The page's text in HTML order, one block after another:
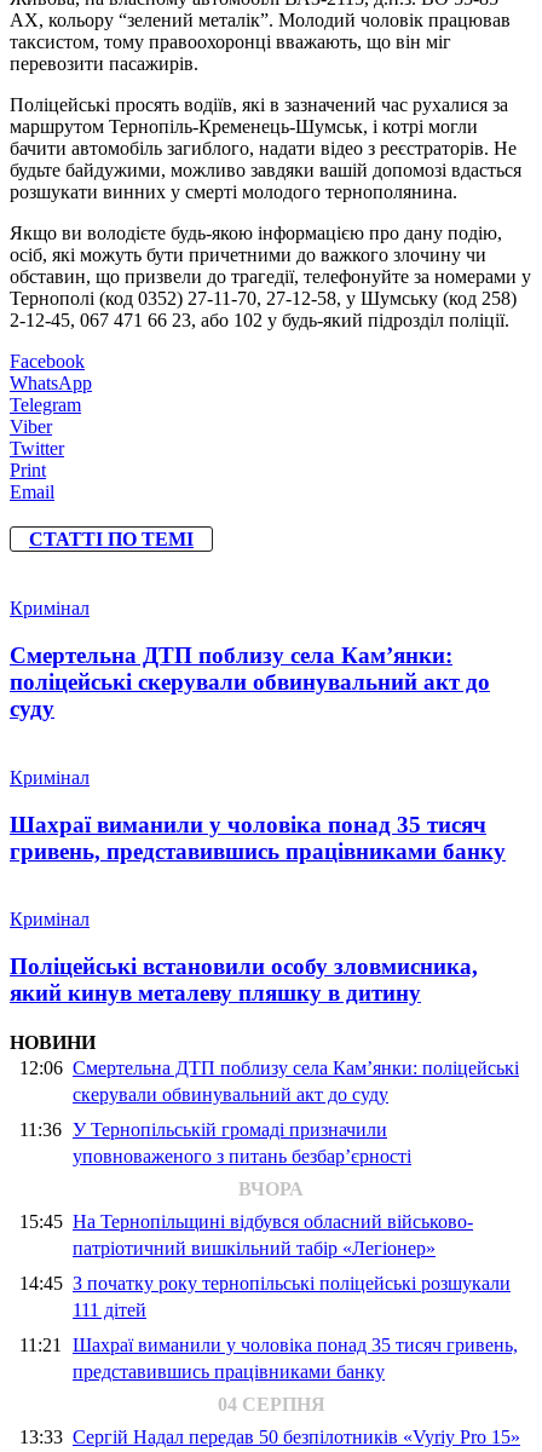
АХ, кольору “зелений металік”. Молодий чоловік працював
таксистом, тому правоохоронці вважають, що він міг
перевозити пасажирів.
Поліцейські просять водіїв, які в зазначений час рухалися за
маршрутом Тернопіль-Кременець-Шумськ, і котрі могли
бачити автомобіль загиблого, надати відео з реєстраторів. Не
будьте байдужими, можливо завдяки вашій допомозі вдасться
розшукати винних у смерті молодого тернополянина.
Якщо ви володієте будь-якою інформацією про дану подію,
осіб, які можуть бути причетними до важкого злочину чи
обставин, що призвели до трагедії, телефонуйте за номерами у
Тернополі (код 0352) 27-11-70, 27-12-58, у Шумську (код 258)
2-12-45, 067 471 66 23, або 102 у будь-який підрозділ поліції.
Facebook
WhatsApp
Telegram
Viber
Twitter
Print
Email
СТАТТІ ПО ТЕМІ
Кримінал
Смертельна ДТП поблизу села Кам’янки:
поліцейські скерували обвинувальний акт до
суду
Кримінал
Шахраї виманили у чоловіка понад 35 тисяч
гривень, представившись працівниками банку
Кримінал
Поліцейські встановили особу зловмисника,
який кинув металеву пляшку в дитину
НОВИНИ
12:06 Смертельна ДТП поблизу села Кам’янки: поліцейські
скерували обвинувальний акт до суду
11:36 У Тернопільській громаді призначили
уповноваженого з питань безбар’єрності
ВЧОРА
15:45 На Тернопільщині відбувся обласний військово-
патріотичний вишкільний табір «Легіонер»
14:45 З початку року тернопільські поліцейські розшукали
111 дітей
11:21 Шахраї виманили у чоловіка понад 35 тисяч гривень,
представившись працівниками банку
04 СЕРПНЯ
13:33 Сергій Надал передав 50 безпілотників «Vyriy Pro 15»